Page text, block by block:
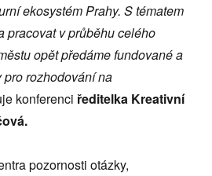
ekosystém Prahy. S tématem
pracovat v průběhu celého
opět předáme fundovanéa
rozhodování na
konferenciředitelka Kreativní
pozornosti otázky,